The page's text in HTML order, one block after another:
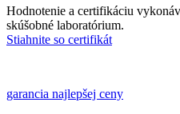
Hodnotenie a certifikáciu
skúšobné laboratórium.
Stiahnite so certifikát
garancia najlepšej ceny